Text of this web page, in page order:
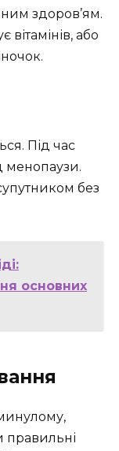
здоров’ям.
або
Під час
менопаузи.
без
основних
правильні